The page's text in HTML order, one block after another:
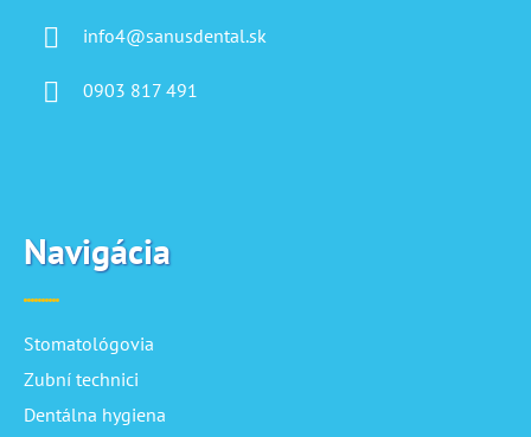
info4@sanusdental.sk
0903 817 491
Navigácia
Stomatológovia
Zubní technici
Dentálna hygiena